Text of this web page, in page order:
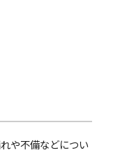
や不備などについ